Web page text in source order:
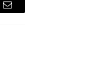
Email